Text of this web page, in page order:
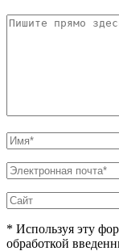
* Используя эту
обработкой